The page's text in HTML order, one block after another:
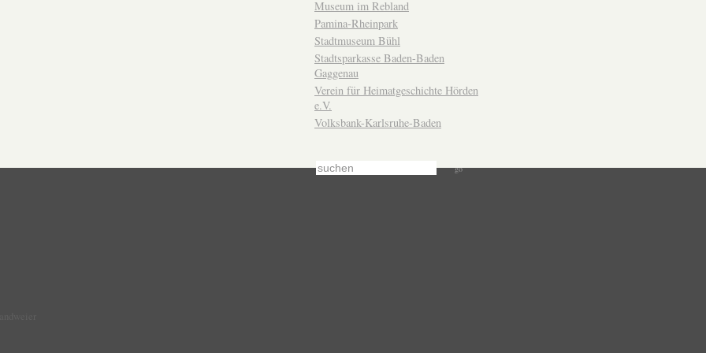
Museum im Rebland
Pamina-Rheinpark
Stadtmuseum Bühl
Stadtsparkasse Baden-Baden
Gaggenau
Verein für Heimatgeschichte Hörden
e.V.
Volksbank-Karlsruhe-Baden